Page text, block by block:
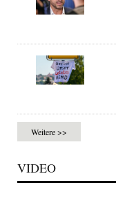
Weitere >>
VIDEO